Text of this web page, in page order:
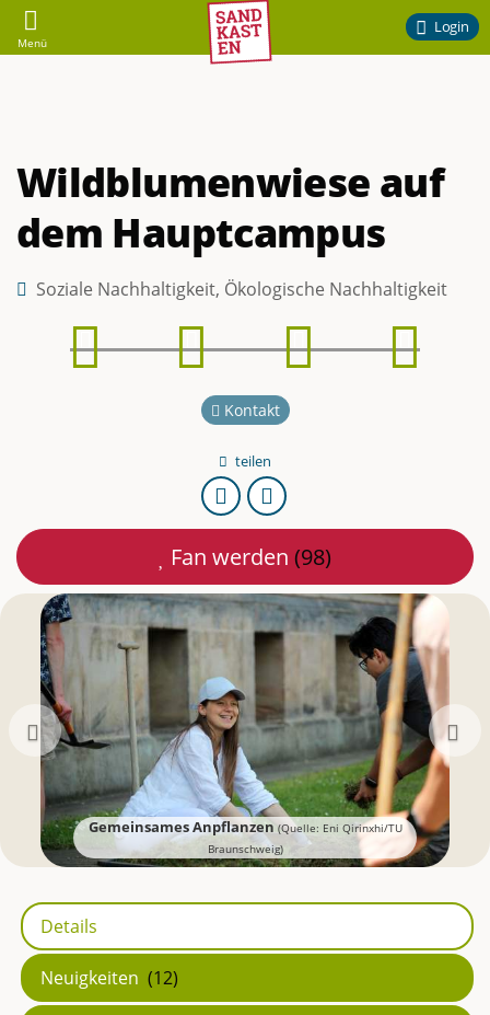
Sandkasten
Engagement
am
Campus
der
Braunschweig
Menü
Login
Wildblumenwiese auf
dem Hauptcampus
Soziale Nachhaltigkeit, Ökologische Nachhaltigkeit
Phase
Phase
Phase
3
Phase
Kontakt
teilen
URL
kopieren
Per
E-
Mail
teilen
Fan werden (98)
Gemeinsames Anpflanzen (Quelle: Eni Qirinxhi/TU
Braunschweig)
Zurück
Details
Neuigkeiten (12)